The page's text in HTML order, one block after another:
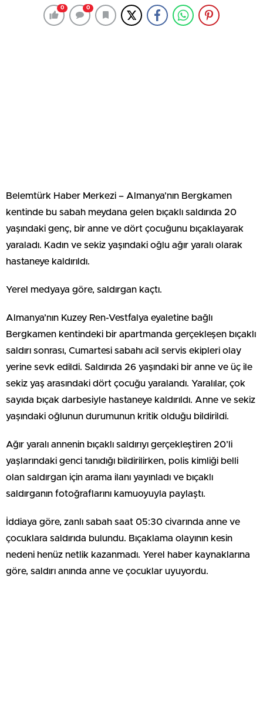
0 0
Belemtürk Haber Merkezi – Almanya’nın Bergkamen
kentinde bu sabah meydana gelen bıçaklı saldırıda 20
yaşındaki genç, bir anne ve dört çocuğunu bıçaklayarak
yaraladı. Kadın ve sekiz yaşındaki oğlu ağır yaralı olarak
hastaneye kaldırıldı.
Yerel medyaya göre, saldırgan kaçtı.
Almanya’nın Kuzey Ren-Vestfalya eyaletine bağlı
Bergkamen kentindeki bir apartmanda gerçekleşen bıçaklı
saldırı sonrası, Cumartesi sabahı acil servis ekipleri olay
yerine sevk edildi. Saldırıda 26 yaşındaki bir anne ve üç ile
sekiz yaş arasındaki dört çocuğu yaralandı. Yaralılar, çok
sayıda bıçak darbesiyle hastaneye kaldırıldı. Anne ve sekiz
yaşındaki oğlunun durumunun kritik olduğu bildirildi.
Ağır yaralı annenin bıçaklı saldırıyı gerçekleştiren 20’li
yaşlarındaki genci tanıdığı bildirilirken, polis kimliği belli
olan saldırgan için arama ilanı yayınladı ve bıçaklı
saldırganın fotoğraflarını kamuoyuyla paylaştı.
İddiaya göre, zanlı sabah saat 05:30 civarında anne ve
çocuklara saldırıda bulundu. Bıçaklama olayının kesin
nedeni henüz netlik kazanmadı. Yerel haber kaynaklarına
göre, saldırı anında anne ve çocuklar uyuyordu.